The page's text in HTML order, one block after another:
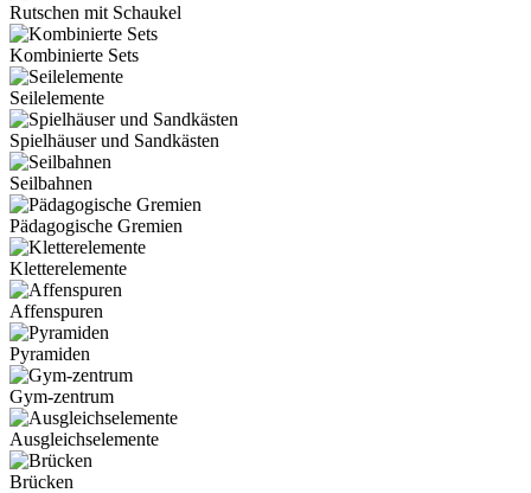
Rutschen mit Schaukel
Kombinierte Sets
Seilelemente
Spielhäuser und Sandkästen
Seilbahnen
Pädagogische Gremien
Kletterelemente
Affenspuren
Pyramiden
Gym-zentrum
Ausgleichselemente
Brücken